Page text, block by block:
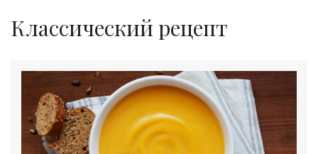
Классический рецепт